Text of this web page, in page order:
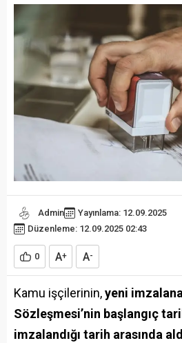
Admin
Yayınlama: 12.09.2025
Düzenleme: 12.09.2025 02:43
0 A+ A-
Kamu işçilerinin,yeni
Sözleşmesi’nin başlangıç
imzalandığı tarih arasında